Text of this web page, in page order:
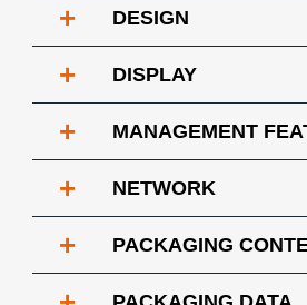
+ DESIGN
+ DISPLAY
+ MANAGEMENT
+ NETWORK
+ PACKAGING